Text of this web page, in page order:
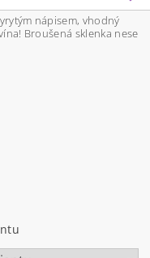
nápisem, vhodný
Broušená sklenka nese